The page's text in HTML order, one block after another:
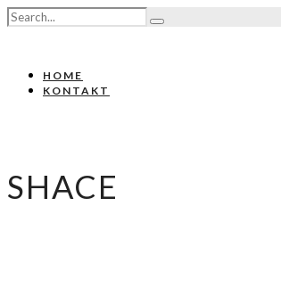
HOME
KONTAKT
SHACE